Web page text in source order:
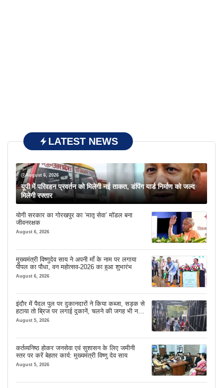
LATEST NEWS
August 6, 2026
यूपी में परिवहन प्रवर्तन को मिलेगी नई ताकत, डंपिंग यार्ड निर्माण को जल्द
मिलेगी रफ्तार
योगी सरकार का गोरखपुर का ‘मातृ सेवा’ मॉडल बना
जीवनरक्षक
August 6, 2026
मुख्यमंत्री विष्णुदेव साय ने अपनी माँ के नाम पर लगाया
पीपल का पौधा, वन महोत्सव-2026 का हुआ शुभारंभ
August 6, 2026
इंदौर में पैदल पुल पर दुकानदारों ने किया कब्जा, सड़क से
हटाया तो ब्रिज पर लगाई दुकानें, चलने की जगह भी नहीं
मिल रही
August 5, 2026
कर्तव्यनिष्ठ होकर जनसेवा एवं सुशासन के लिए जमीनी
स्तर पर करें बेहतर कार्य: मुख्यमंत्री विष्णु देव साय
August 5, 2026